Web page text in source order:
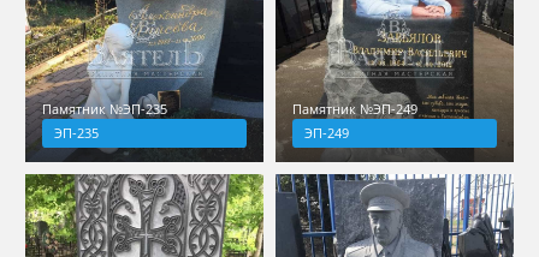
Памятник №ЭП-235
ЭП-235
Памятник №ЭП-249
ЭП-249